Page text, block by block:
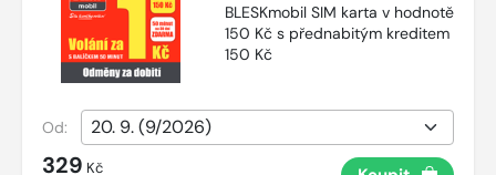
BLESKmobil SIM karta v hodnotě
150 Kč s přednabitým kreditem
150 Kč
Od:
329 Kč